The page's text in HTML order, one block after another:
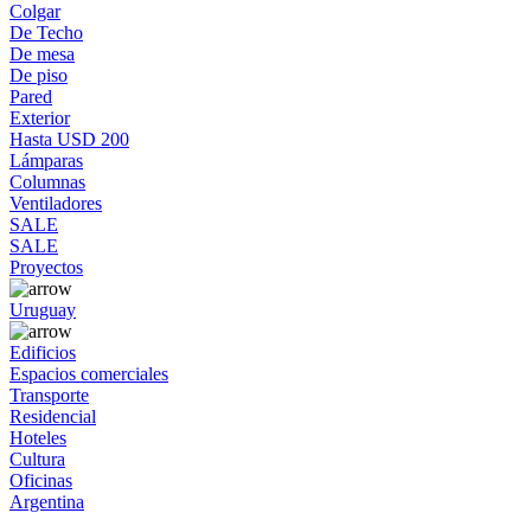
Colgar
De Techo
De mesa
De piso
Pared
Exterior
Hasta USD 200
Lámparas
Columnas
Ventiladores
SALE
SALE
Proyectos
Uruguay
Edificios
Espacios comerciales
Transporte
Residencial
Hoteles
Cultura
Oficinas
Argentina